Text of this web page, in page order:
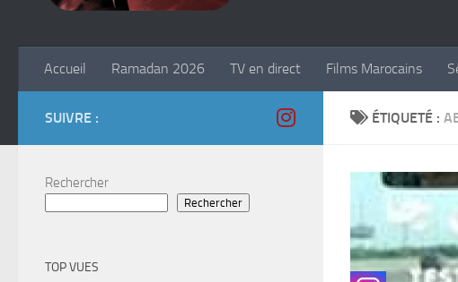
Accueil Ramadan 2026 TV en direct Films Marocains
ÉTIQUETÉ :
SUIVRE :
Rechercher
Rechercher
TOP VUES